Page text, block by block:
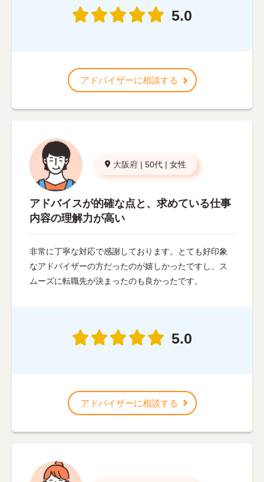
5.0
アドバイザーに相談する
大阪府 | 50代 | 女性
アドバイスが的確な点と、求めている仕事
内容の理解力が高い
非常に丁寧な対応で感謝しております。とても好印象
なアドバイザーの方だったのが嬉しかったですし、ス
ムーズに転職先が決まったのも良かったです。
5.0
アドバイザーに相談する